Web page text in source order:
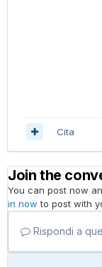
Cita
Join the
You can post now
in now to post with
Rispondi a